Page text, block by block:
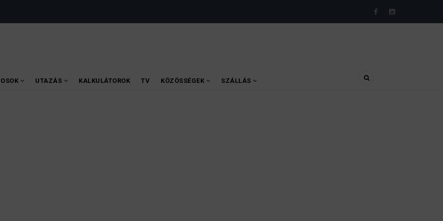
UTAZÁS KALKULÁTOROK TV KÖZÖSSÉGEK SZÁLLÁS